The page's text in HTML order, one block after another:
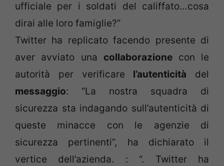
ufficiale per i soldati del califfato…cosa
dirai alle loro famiglie?”
Twitter ha replicato facendo presente di
aver avviato una collaborazione con le
autorità per verificare l’autenticità del
messaggio: “La nostra squadra di
sicurezza sta indagando sull’autenticità di
queste minacce con le agenzie di
sicurezza pertinenti”, ha dichiarato il
vertice dell’azienda. : “. Twitter ha